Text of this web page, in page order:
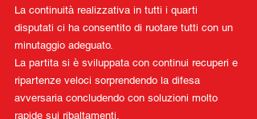
La continuità realizzativa in tutti i quarti
disputati ci ha consentito di ruotare tutti con un
minutaggio adeguato.
La partita si è sviluppata con continui recuperi e
ripartenze veloci sorprendendo la difesa
avversaria concludendo con soluzioni molto
rapide sui ribaltamenti.